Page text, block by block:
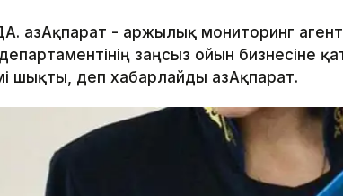
ҚазАқпарат - Қаржылық мониторинг
заңсыз ойын бизнесіне
шықты, деп хабарлайды ҚазАқпарат.